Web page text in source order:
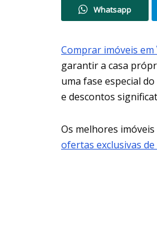
Whatsapp
Comprar imóveis em
garantir a casa
uma fase especial
e descontos
Os melhores
ofertas exclusivas